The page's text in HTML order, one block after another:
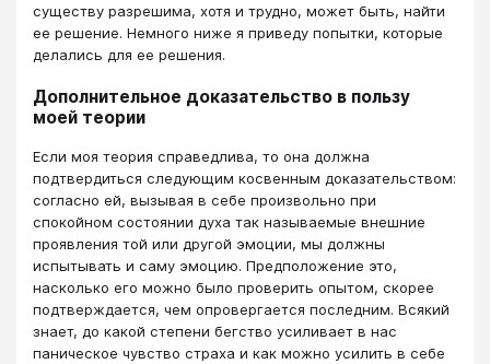
существу разрешима, хотя и трудно, может быть, найти
ее решение. Немного ниже я приведу попытки, которые
делались для ее решения.
Дополнительное доказательство в пользу
моей теории
Если моя теория справедлива, то она должна
подтвердиться следующим косвенным доказательством:
согласно ей, вызывая в себе произвольно при
спокойном состоянии духа так называемые внешние
проявления той или другой эмоции, мы должны
испытывать и саму эмоцию. Предположение это,
насколько его можно было проверить опытом, скорее
подтверждается, чем опровергается последним. Всякий
знает, до какой степени бегство усиливает в нас
паническое чувство страха и как можно усилить в себе